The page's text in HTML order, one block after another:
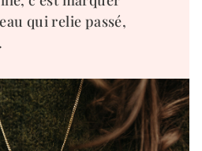
qui relie passé,